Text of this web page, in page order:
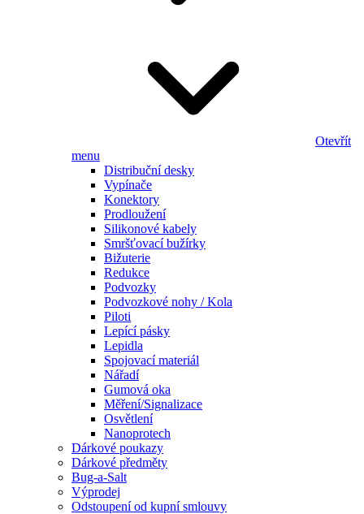
Otevřít
menu
Distribuční desky
Vypínače
Konektory
Prodloužení
Silikonové kabely
Smršťovací bužírky
Bižuterie
Redukce
Podvozky
Podvozkové nohy / Kola
Piloti
Lepící pásky
Lepidla
Spojovací materiál
Nářadí
Gumová oka
Měření/Signalizace
Osvětlení
Nanoprotech
Dárkové poukazy
Dárkové předměty
Bug-a-Salt
Výprodej
Odstoupení od kupní smlouvy